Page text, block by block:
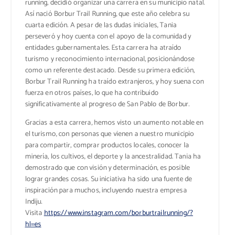
running, decidió organizar una carrera en su municipio natal.
Así nació Borbur Trail Running, que este año celebra su
cuarta edición. A pesar de las dudas iniciales, Tania
perseveró y hoy cuenta con el apoyo de la comunidad y
entidades gubernamentales. Esta carrera ha atraído
turismo y reconocimiento internacional, posicionándose
como un referente destacado. Desde su primera edición,
Borbur Trail Running ha traído extranjeros, y hoy suena con
fuerza en otros países, lo que ha contribuido
significativamente al progreso de San Pablo de Borbur.
Gracias a esta carrera, hemos visto un aumento notable en
el turismo, con personas que vienen a nuestro municipio
para compartir, comprar productos locales, conocer la
minería, los cultivos, el deporte y la ancestralidad. Tania ha
demostrado que con visión y determinación, es posible
lograr grandes cosas. Su iniciativa ha sido una fuente de
inspiración para muchos, incluyendo nuestra empresa
Indiju.
Visitahttps://www.instagram.com/borburtrailrunning/?
hl=es